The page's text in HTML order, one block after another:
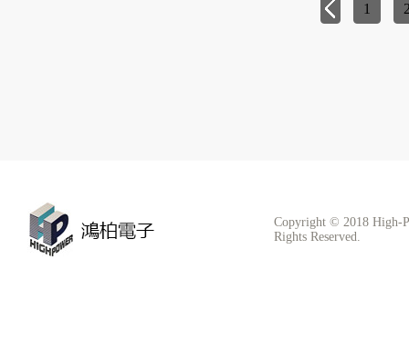
1
Copyright © 2018 High-
Rights Reserved.